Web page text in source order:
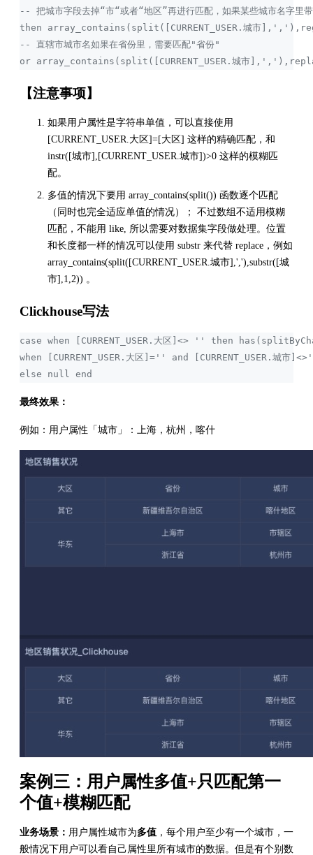
-- 把城市字段去掉“市“或者“地区”再进行匹配，如果某些城市名字
then array_contains(split([CURRENT_USER.城市
-- 直辖市城市名如果在省份里，需要匹配"省份"
or array_contains(split([CURRENT_USER.城市
【注意事项】
如果用户属性是字符串单值，可以直接使用
[CURRENT_USER.大区]=[大区] 这样的精确匹配，和
instr([城市],[CURRENT_USER.城市])>0 这样的模糊匹
配。
多值的情况下要用 array_contains(split()) 函数逐个匹配
（同时也完全适应单值的情况）； 不过数组不适用模糊
匹配，不能用 like, 所以需要对数据集字段做处理。位置
和长度都一样的情况可以使用 substr 来代替 replace，例如
array_contains(split([CURRENT_USER.城市],','),substr([城
市],1,2)) 。
Clickhouse写法
case when [CURRENT_USER.大区]<> '' then
when [CURRENT_USER.大区]='' and
else null end
最终效果：
例如：用户属性「城市」：上海，杭州，喀什
案例三：用户属性多值+只匹配第一
个值+模糊匹配
业务场景： 用户属性城市为多值 ，每个用户至少有一个城市，一
般情况下用户可以看自己属性里所有城市的数据。但是有个别数